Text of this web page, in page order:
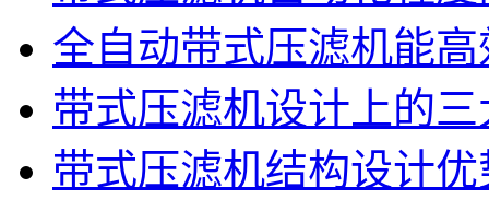
全自动带式压滤机能
带式压滤机设计上的
带式压滤机结构设计优